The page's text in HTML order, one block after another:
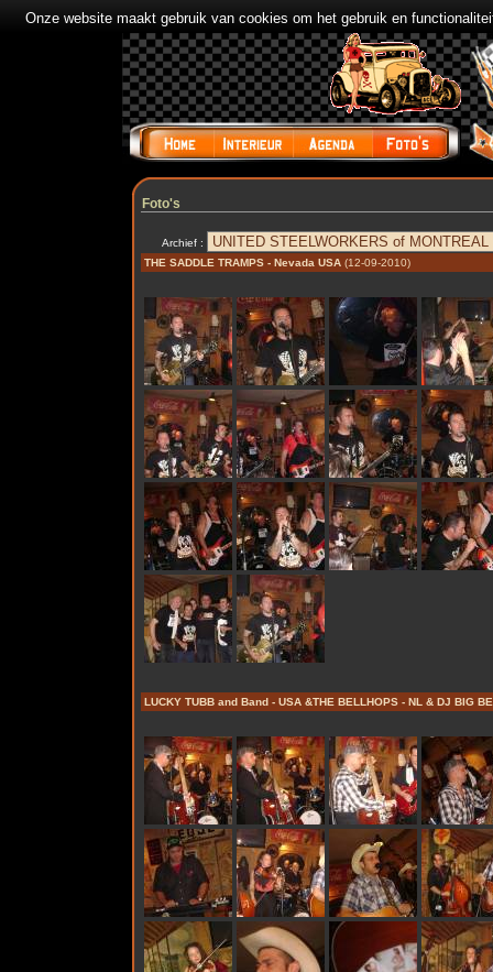
Foto's
Archief :
THE SADDLE TRAMPS - Nevada USA(12-09-2010)
LUCKY TUBB and Band - USA &THE BELLHOPS - NL & DJ BIG
Onze website maakt gebruik van cookies om het gebruik en